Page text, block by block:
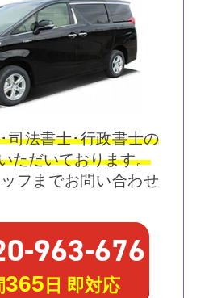
司法書士･行政書士の
ただいております。
フまでお問い合わせ
-963-676
365 日 即対応